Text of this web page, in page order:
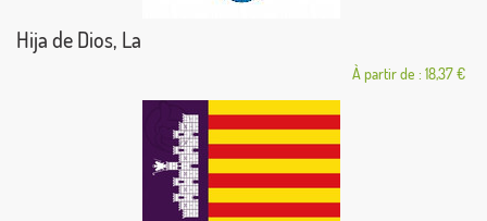
Hija de Dios, La
À partir de : 18,37 €